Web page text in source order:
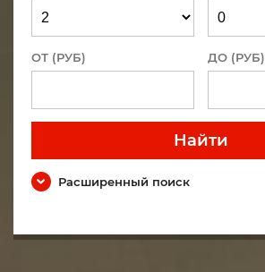
ОТ (РУБ) ДО (РУБ)
Найти
Расширенный поиск